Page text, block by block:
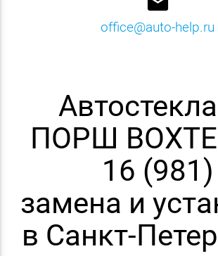
office@auto-help.ru
ПОРШ
16 (981)
замена и
в Санкт-